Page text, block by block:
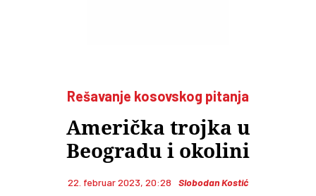
Rešavanje kosovskog pitanja
Američka trojka u
Beogradu i okolini
22. februar 2023, 20:28 Slobodan Kostić